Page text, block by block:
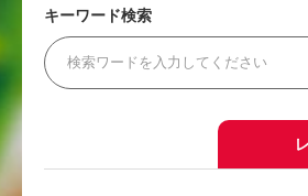
キーワード検索